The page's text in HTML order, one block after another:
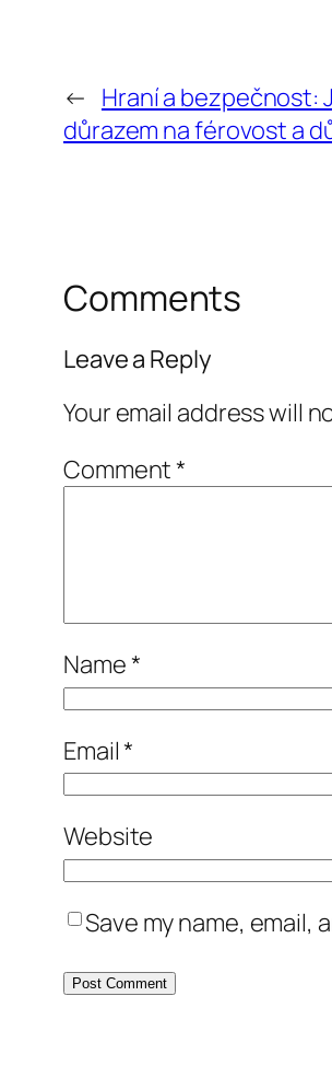
← Hraní a bezpečnost:
důrazem na férovost a
Comments
Leave a Reply
Your email address will
Comment*
Name*
Email*
Website
Save my name,